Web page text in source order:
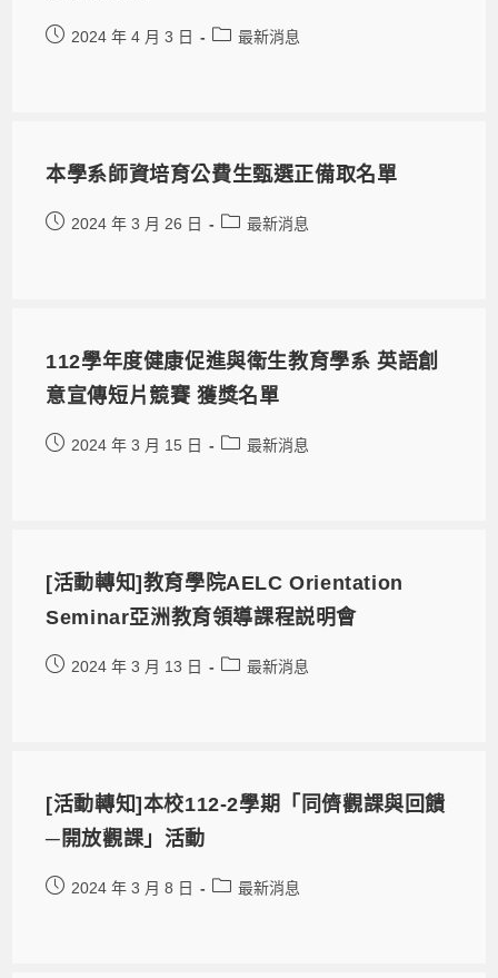
2024 年 4 月 3 日 最新消息
本學系師資培育公費生甄選正備取名單
2024 年 3 月 26 日 最新消息
112學年度健康促進與衛生教育學系 英語創
意宣傳短片競賽 獲獎名單
2024 年 3 月 15 日 最新消息
[活動轉知]教育學院AELC Orientation
Seminar亞洲教育領導課程説明會
2024 年 3 月 13 日 最新消息
[活動轉知]本校112-2學期「同儕觀課與回饋
─開放觀課」活動
2024 年 3 月 8 日 最新消息